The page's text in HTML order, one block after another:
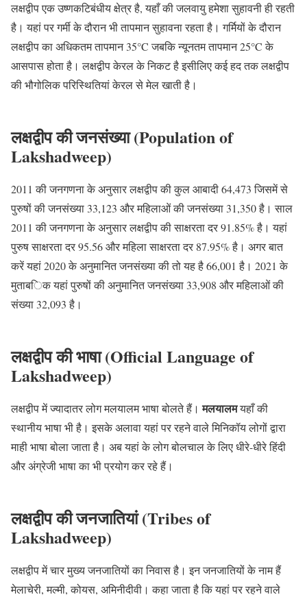
लक्षद्वीप एक उष्णकटिबंधीय क्षेत्र है, यहाँ की जलवायु हमेशा सुहावनी ही रहती
है। यहां पर गर्मी के दौरान भी तापमान सुहावना रहता है। गर्मियों के दौरान
लक्षद्वीप का अधिकतम तापमान 35°C जबकि न्यूनतम तापमान 25°C के
आसपास होता है। लक्षद्वीप केरल के निकट है इसीलिए कई हद तक लक्षद्वीप
की भौगोलिक परिस्थितियां केरल से मेल खाती है।
लक्षद्वीप की जनसंख्या (Population of
Lakshadweep)
2011 की जनगणना के अनुसार लक्षद्वीप की कुल आबादी 64,473 जिसमें से
पुरुषों की जनसंख्या 33,123 और महिलाओं की जनसंख्या 31,350 है। साल
2011 की जनगणना के अनुसार लक्षद्वीप की साक्षरता दर 91.85% है। यहां
पुरुष साक्षरता दर 95.56 और महिला साक्षरता दर 87.95% है। अगर बात
करें यहां 2020 के अनुमानित जनसंख्या की तो यह है 66,001 है। 2021 के
मुताबिक यहां पुरुषों की अनुमानित जनसंख्या 33,908 और महिलाओं की
संख्या 32,093 है।
लक्षद्वीप की भाषा (Official Language of
Lakshadweep)
लक्षद्वीप में ज्यादातर लोग मलयालम भाषा बोलते हैं।मलयालमयहाँ की
स्थानीय भाषा भी है। इसके अलावा यहां पर रहने वाले मिनिकॉय लोगों द्वारा
माही भाषा बोला जाता है। अब यहां के लोग बोलचाल के लिए धीरे-धीरे हिंदी
और अंग्रेजी भाषा का भी प्रयोग कर रहे हैं।
लक्षद्वीप की जनजातियां (Tribes of
Lakshadweep)
लक्षद्वीप में चार मुख्य जनजातियों का निवास है। इन जनजातियों के नाम हैं
मेलाचेरी, मल्मी, कोयस, अमिनीदीवी। कहा जाता है कि यहां पर रहने वाले